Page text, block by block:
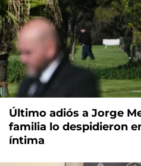
Último adiós a Jorge
familia lo despidieron
íntima